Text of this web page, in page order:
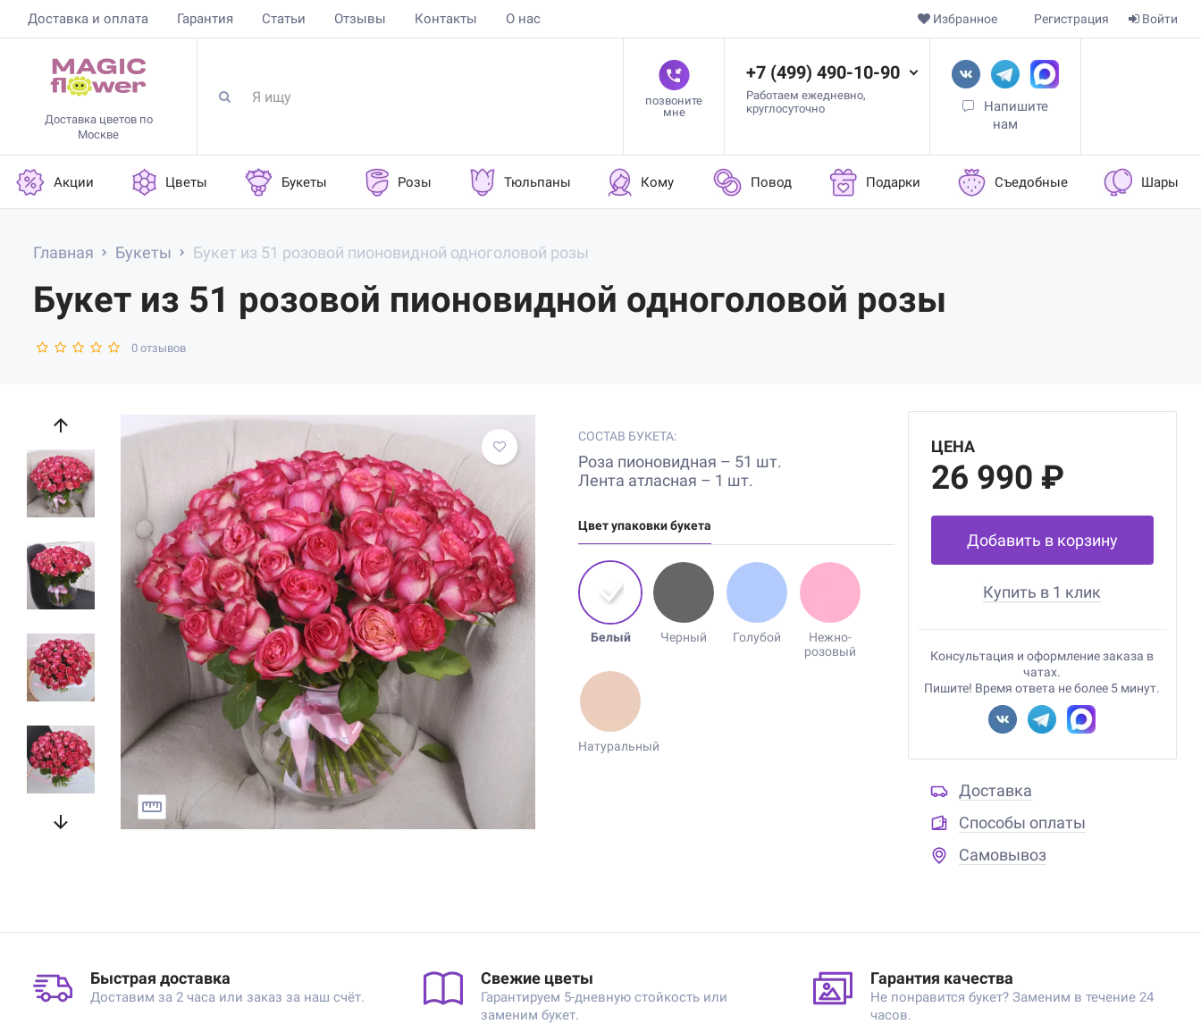
Доставка и оплата Гарантия Статьи Отзывы Контакты О нас Войти
Регистрация
Избранное
Доставка цветов по
Москве
позвоните
мне
+7 (499) 490-10-90
Работаем ежедневно,
круглосуточно
Напишите
нам
Акции Цветы Букеты Розы Тюльпаны Кому Повод Подарки Съедобные Шары
Главная Букеты Букет из 51 розовой пионовидной одноголовой розы
Букет из 51 розовой пионовидной одноголовой розы
0 отзывов
СОСТАВ БУКЕТА:
Роза пионовидная – 51 шт.
Лента атласная – 1 шт.
Цвет упаковки букета
Белый Черный Голубой
Нежно-
розовый
Натуральный
ЦЕНА
26 990 ₽
Добавить в корзину
Купить в 1 клик
Консультация и оформление заказа в
чатах.
Пишите! Время ответа не более 5 минут.
Доставка
Способы оплаты
Самовывоз
Быстрая доставка
Доставим за 2 часа или заказ за наш счёт.
Свежие цветы
Гарантируем 5-дневную стойкость или
заменим букет.
Гарантия качества
Не понравится букет? Заменим в течение 24
часов.